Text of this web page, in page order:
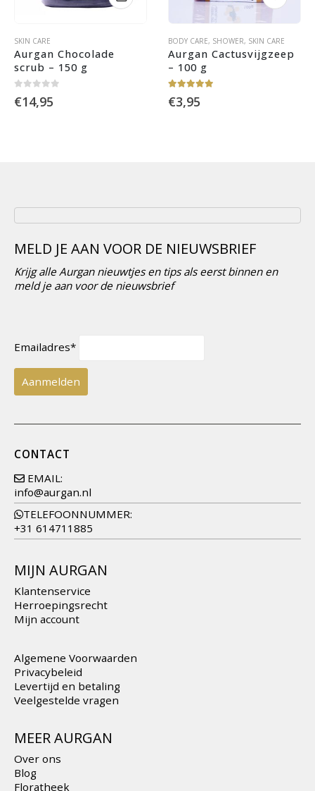
SKIN CARE
Aurgan Chocolade
scrub – 150 g
€14,95
BODY CARE, SHOWER, SKIN CARE
Aurgan Cactusvijgzeep
– 100 g
€3,95
MELD JE AAN VOOR DE NIEUWSBRIEF
Krijg alle Aurgan nieuwtjes en tips als eerst binnen en
meld je aan voor de nieuwsbrief
Emailadres*
CONTACT
EMAIL:
info@aurgan.nl
TELEFOONNUMMER:
+31 614711885
MIJN AURGAN
Klantenservice
Herroepingsrecht
Mijn account
Algemene Voorwaarden
Privacybeleid
Levertijd en betaling
Veelgestelde vragen
MEER AURGAN
Over ons
Blog
Floratheek